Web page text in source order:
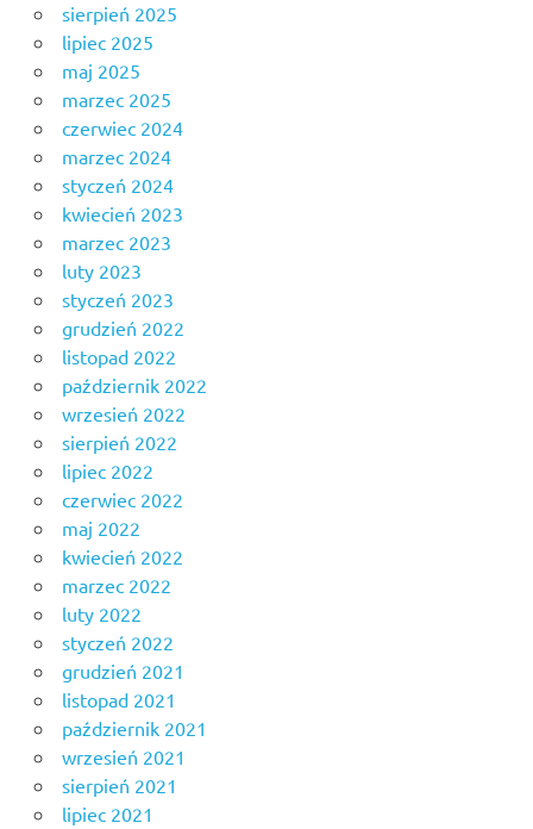
sierpień 2025
lipiec 2025
maj 2025
marzec 2025
czerwiec 2024
marzec 2024
styczeń 2024
kwiecień 2023
marzec 2023
luty 2023
styczeń 2023
grudzień 2022
listopad 2022
październik 2022
wrzesień 2022
sierpień 2022
lipiec 2022
czerwiec 2022
maj 2022
kwiecień 2022
marzec 2022
luty 2022
styczeń 2022
grudzień 2021
listopad 2021
październik 2021
wrzesień 2021
sierpień 2021
lipiec 2021